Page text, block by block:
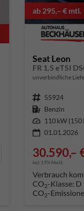
ab 295,– € mtl.
Seat Leon
unverbindliche
Fahrzeugnummer 55924
Kraftstoff Benzin
Leistung 110 kW (150
01.01.2026
30.590,–
incl. 19% MwSt.
Verbrauch
CO2-Klasse: D
CO2-